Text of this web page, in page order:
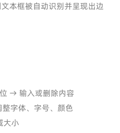
本框被自动识别并呈现出边
→ 输入或删除内容
字体、字号、颜色
大小